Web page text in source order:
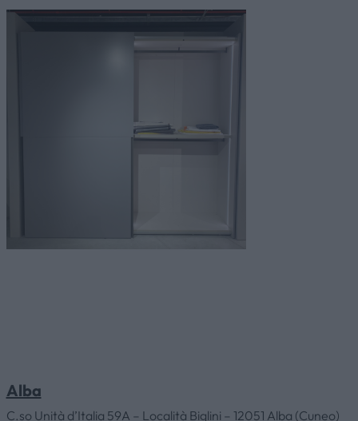
Alba
C.so Unità d’Italia 59A – Località Biglini – 12051 Alba (Cuneo)